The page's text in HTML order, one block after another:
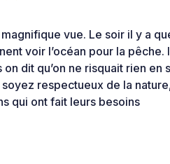
vue. Le soir il y a
voir l’océan pour la pêche.
on dit qu’on ne risquait rien en
soyez respectueux de la
qui ont fait leurs besoins